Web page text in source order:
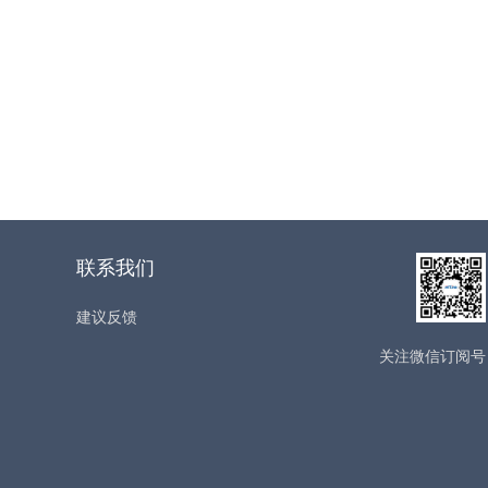
联系我们
建议反馈
关注微信订阅号